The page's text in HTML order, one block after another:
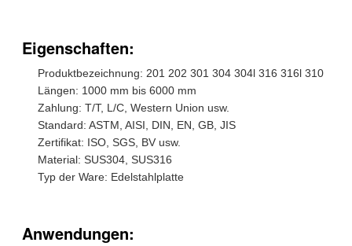
Eigenschaften:
Produktbezeichnung: 201 202 301 304 304l 316 316l 310
Längen: 1000 mm bis 6000 mm
Zahlung: T/T, L/C, Western Union usw.
Standard: ASTM, AISI, DIN, EN, GB, JIS
Zertifikat: ISO, SGS, BV usw.
Material: SUS304, SUS316
Typ der Ware: Edelstahlplatte
Anwendungen: